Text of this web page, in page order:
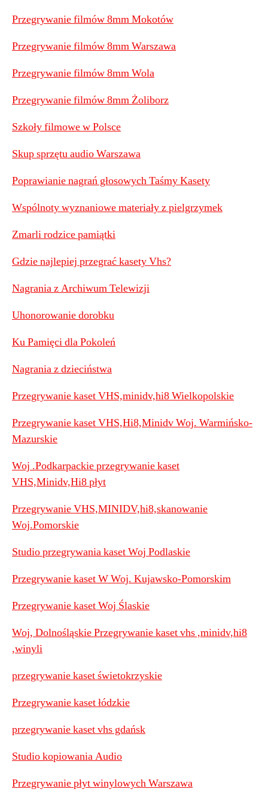
Przegrywanie filmów 8mm Mokotów
Przegrywanie filmów 8mm Warszawa
Przegrywanie filmów 8mm Wola
Przegrywanie filmów 8mm Żoliborz
Szkoły filmowe w Polsce
Skup sprzętu audio Warszawa
Poprawianie nagrań głosowych Taśmy Kasety
Wspólnoty wyznaniowe materiały z pielgrzymek
Zmarli rodzice pamiątki
Gdzie najlepiej przegrać kasety Vhs?
Nagrania z Archiwum Telewizji
Uhonorowanie dorobku
Ku Pamięci dla Pokoleń
Nagrania z dzieciństwa
Przegrywanie kaset VHS,minidv,hi8 Wielkopolskie
Przegrywanie kaset VHS,Hi8,Minidv Woj. Warmińsko-
Mazurskie
Woj .Podkarpackie przegrywanie kaset
VHS,Minidv,Hi8 płyt
Przegrywanie VHS,MINIDV,hi8,skanowanie
Woj.Pomorskie
Studio przegrywania kaset Woj Podlaskie
Przegrywanie kaset W Woj. Kujawsko-Pomorskim
Przegrywanie kaset Woj Ślaskie
Woj, Dolnośląskie Przegrywanie kaset vhs ,minidv,hi8
,winyli
przegrywanie kaset świetokrzyskie
Przegrywanie kaset łódzkie
przegrywanie kaset vhs gdańsk
Studio kopiowania Audio
Przegrywanie płyt winylowych Warszawa